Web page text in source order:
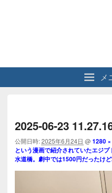
メ
2025-06-23
公開日時:2025年6月24日 @1280
という漫画で紹介されていたエジ
水道橋。劇中では1500円だったけ